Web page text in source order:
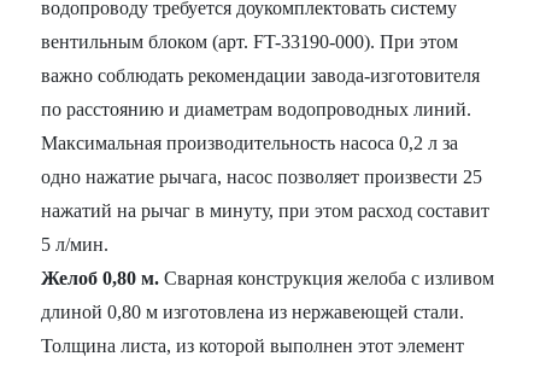
водопроводу требуется доукомплектовать систему
вентильным блоком (арт. FT-33190-000). При этом
важно соблюдать рекомендации завода-изготовителя
по расстоянию и диаметрам водопроводных линий.
Максимальная производительность насоса 0,2 л за
одно нажатие рычага, насос позволяет произвести 25
нажатий на рычаг в минуту, при этом расход составит
5 л/мин.
Желоб 0,80 м. Сварная конструкция желоба с изливом
длиной 0,80 м изготовлена из нержавеющей стали.
Толщина листа, из которой выполнен этот элемент